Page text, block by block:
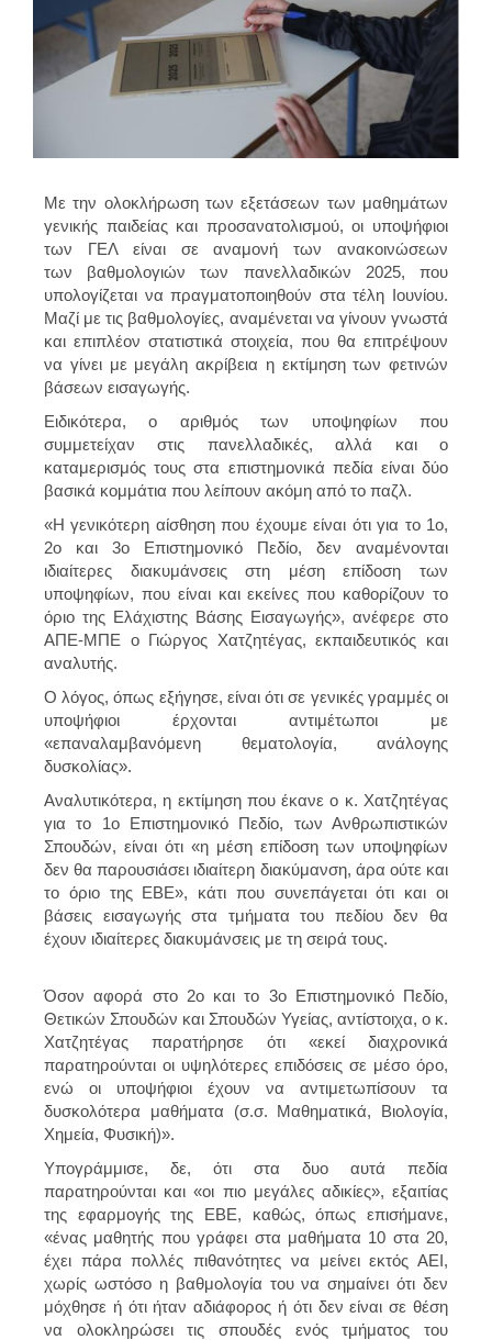
Με την ολοκλήρωση των εξετάσεων των μαθημάτων
γενικής παιδείας και προσανατολισμού, οι υποψήφιοι
των ΓΕΛ είναι σε αναμονή των ανακοινώσεων
των βαθμολογιών των πανελλαδικών 2025, που
υπολογίζεται να πραγματοποιηθούν στα τέλη Ιουνίου.
Μαζί με τις βαθμολογίες, αναμένεται να γίνουν γνωστά
και επιπλέον στατιστικά στοιχεία, που θα επιτρέψουν
να γίνει με μεγάλη ακρίβεια η εκτίμηση των φετινών
βάσεων εισαγωγής.
Ειδικότερα, ο αριθμός των υποψηφίων που
συμμετείχαν στις πανελλαδικές, αλλά και ο
καταμερισμός τους στα επιστημονικά πεδία είναι δύο
βασικά κομμάτια που λείπουν ακόμη από το παζλ.
«Η γενικότερη αίσθηση που έχουμε είναι ότι για το 1ο,
2ο και 3ο Επιστημονικό Πεδίο, δεν αναμένονται
ιδιαίτερες διακυμάνσεις στη μέση επίδοση των
υποψηφίων, που είναι και εκείνες που καθορίζουν το
όριο της Ελάχιστης Βάσης Εισαγωγής», ανέφερε στο
ΑΠΕ-ΜΠΕ ο Γιώργος Χατζητέγας, εκπαιδευτικός και
αναλυτής.
Ο λόγος, όπως εξήγησε, είναι ότι σε γενικές γραμμές οι
υποψήφιοι έρχονται αντιμέτωποι με
«επαναλαμβανόμενη θεματολογία, ανάλογης
δυσκολίας».
Αναλυτικότερα, η εκτίμηση που έκανε ο κ. Χατζητέγας
για το 1ο Επιστημονικό Πεδίο, των Ανθρωπιστικών
Σπουδών, είναι ότι «η μέση επίδοση των υποψηφίων
δεν θα παρουσιάσει ιδιαίτερη διακύμανση, άρα ούτε και
το όριο της ΕΒΕ», κάτι που συνεπάγεται ότι και οι
βάσεις εισαγωγής στα τμήματα του πεδίου δεν θα
έχουν ιδιαίτερες διακυμάνσεις με τη σειρά τους.
Όσον αφορά στο 2ο και το 3ο Επιστημονικό Πεδίο,
Θετικών Σπουδών και Σπουδών Υγείας, αντίστοιχα, ο κ.
Χατζητέγας παρατήρησε ότι «εκεί διαχρονικά
παρατηρούνται οι υψηλότερες επιδόσεις σε μέσο όρο,
ενώ οι υποψήφιοι έχουν να αντιμετωπίσουν τα
δυσκολότερα μαθήματα (σ.σ. Μαθηματικά, Βιολογία,
Χημεία, Φυσική)».
Υπογράμμισε, δε, ότι στα δυο αυτά πεδία
παρατηρούνται και «οι πιο μεγάλες αδικίες», εξαιτίας
της εφαρμογής της ΕΒΕ, καθώς, όπως επισήμανε,
«ένας μαθητής που γράφει στα μαθήματα 10 στα 20,
έχει πάρα πολλές πιθανότητες να μείνει εκτός ΑΕΙ,
χωρίς ωστόσο η βαθμολογία του να σημαίνει ότι δεν
μόχθησε ή ότι ήταν αδιάφορος ή ότι δεν είναι σε θέση
να ολοκληρώσει τις σπουδές ενός τμήματος του